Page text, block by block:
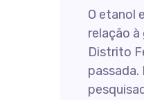
O etanol
relação à
Distrito